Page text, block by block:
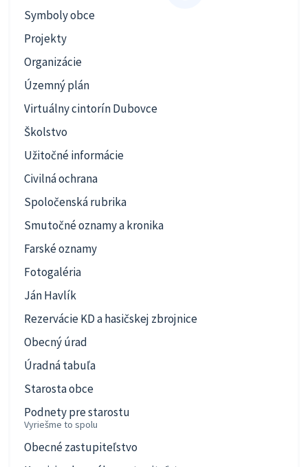
Symboly obce
Projekty
Organizácie
Územný plán
Virtuálny cintorín Dubovce
Školstvo
Užitočné informácie
Civilná ochrana
Spoločenská rubrika
Smutočné oznamy a kronika
Farské oznamy
Fotogaléria
Ján Havlík
Rezervácie KD a hasičskej zbrojnice
Obecný úrad
Úradná tabuľa
Starosta obce
Podnety pre starostu
Vyriešme to spolu
Obecné zastupiteľstvo